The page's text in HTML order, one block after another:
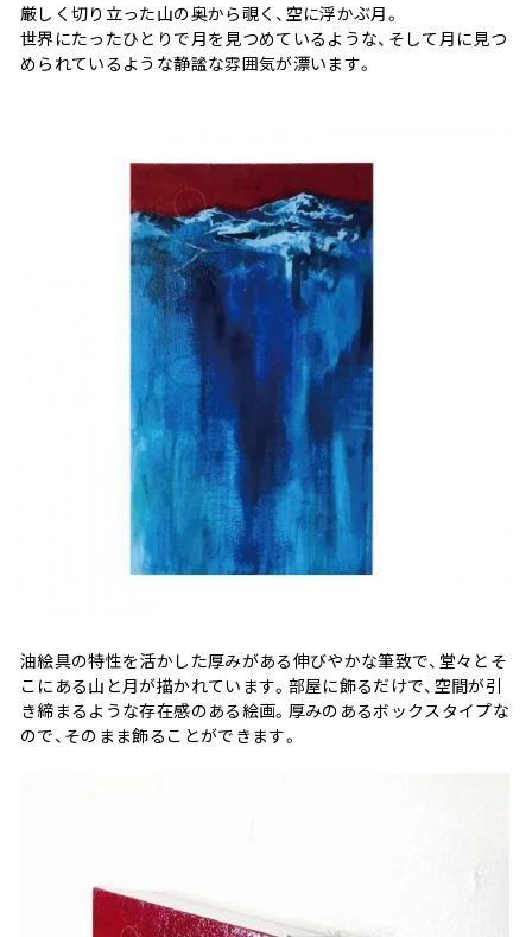
厳しく切り立った山の奥から覗く、空に浮かぶ月。
世界にたったひとりで月を見つめているような、そして月に見つ
められているような静謐な雰囲気が漂います。
油絵具の特性を活かした厚みがある伸びやかな筆致で、堂々とそ
こにある山と月が描かれています。部屋に飾るだけで、空間が引
き締まるような存在感のある絵画。厚みのあるボックスタイプな
ので、そのまま飾ることができます。